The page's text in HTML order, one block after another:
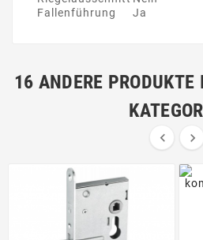
Fallenführung
Ja
16 ANDERE PRODUKTE
 